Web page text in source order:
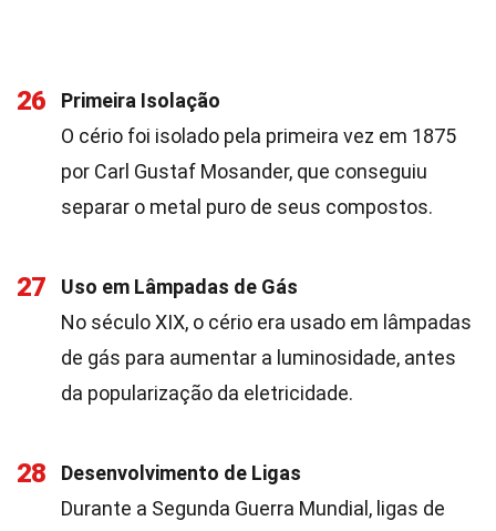
26
Primeira Isolação
O cério foi isolado pela primeira vez em 1875
por Carl Gustaf Mosander, que conseguiu
separar o metal puro de seus compostos.
27
Uso em Lâmpadas de Gás
No século XIX, o cério era usado em lâmpadas
de gás para aumentar a luminosidade, antes
da popularização da eletricidade.
28
Desenvolvimento de Ligas
Durante a Segunda Guerra Mundial, ligas de